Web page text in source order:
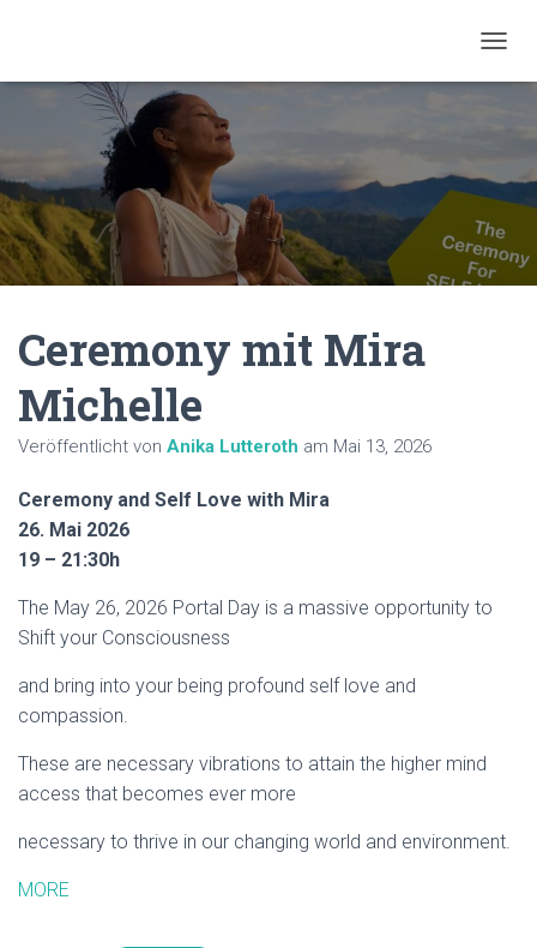
A
T
O
N
U
Ceremony mit Mira
Michelle
Veröffentlicht von Anika Lutteroth am Mai 13, 2026
Ceremony and Self Love with Mira
26. Mai 2026
19 – 21:30h
The May 26, 2026 Portal Day is a massive opportunity to
Shift your Consciousness
and bring into your being profound self love and
compassion.
These are necessary vibrations to attain the higher mind
access that becomes ever more
necessary to thrive in our changing world and environment.
MORE